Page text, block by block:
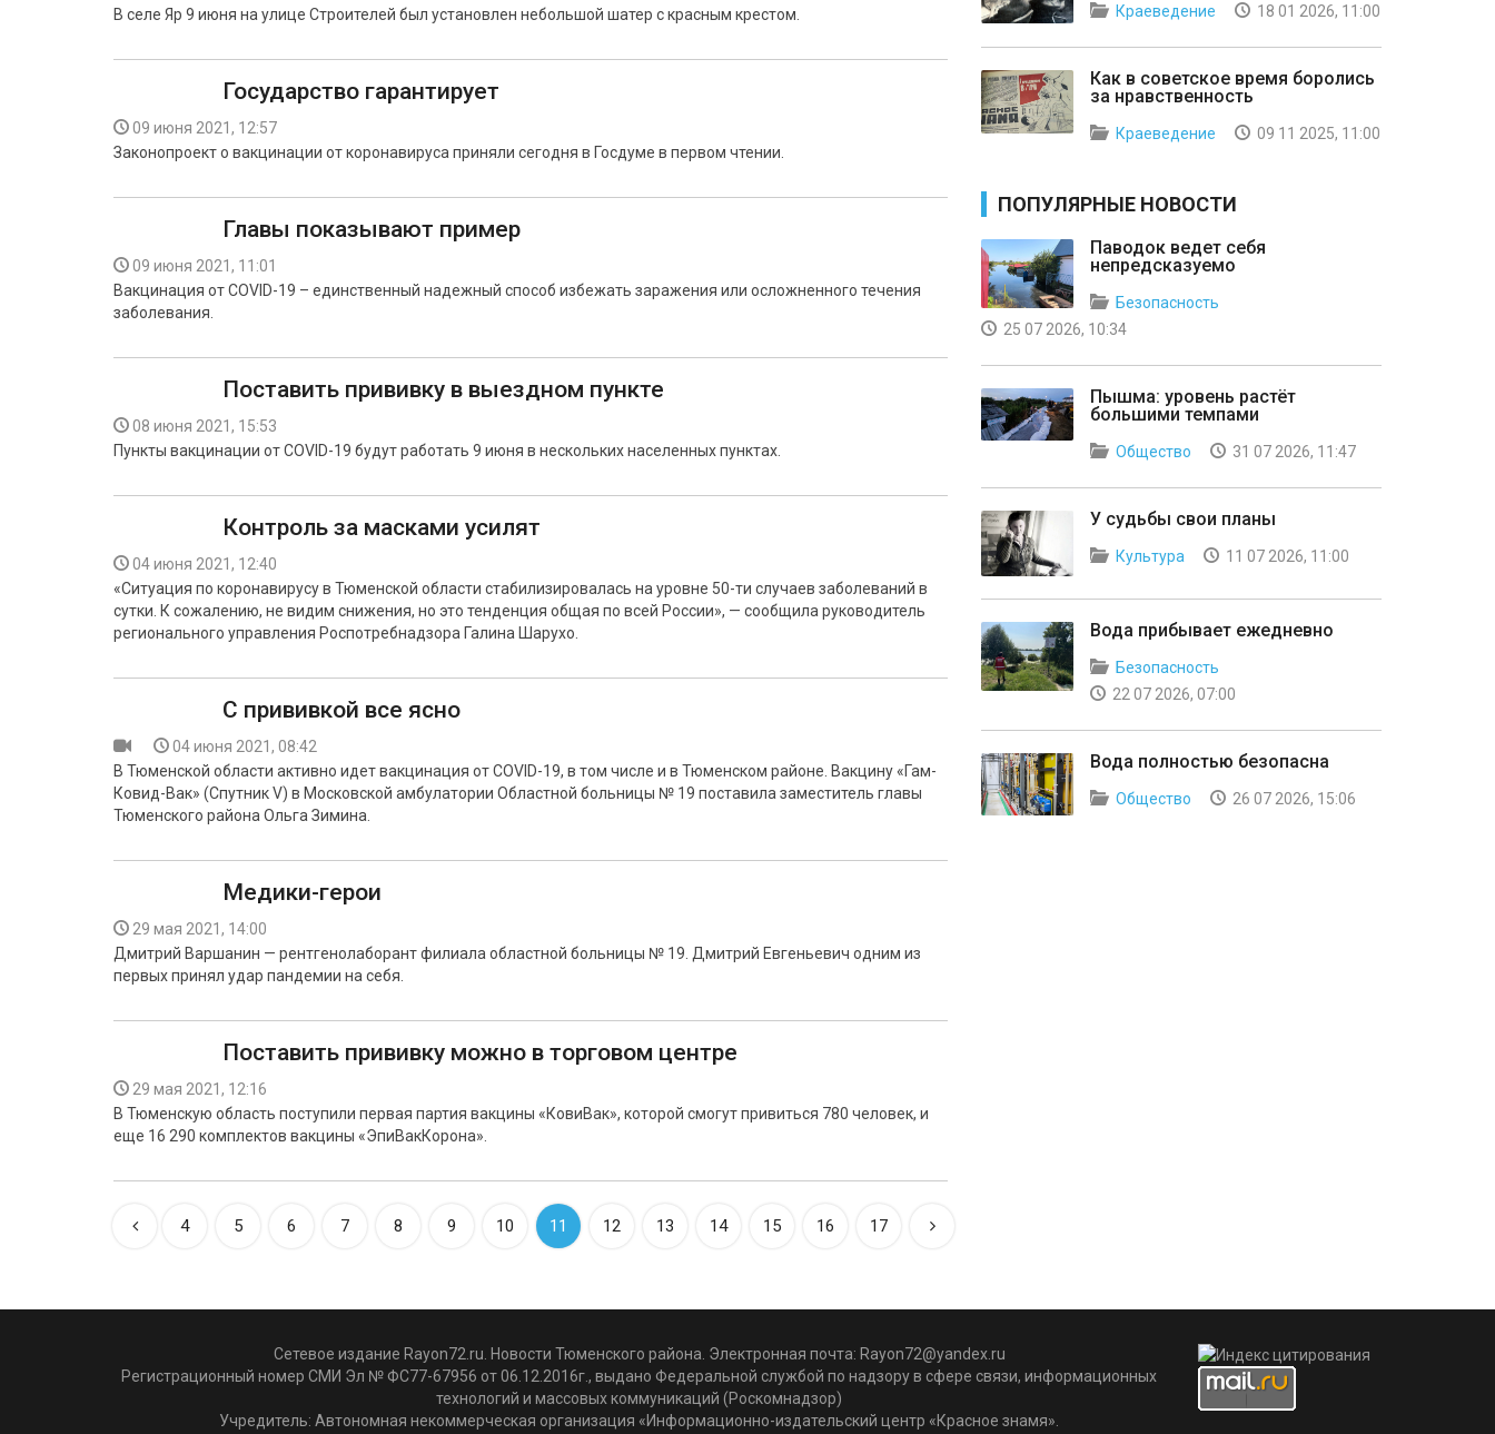
В селе Яр 9 июня на улице Строителей был установлен небольшой шатер с красным крестом.
Государство гарантирует
09 июня 2021, 12:57
Законопроект о вакцинации от коронавируса приняли сегодня в Госдуме в первом чтении.
Главы показывают пример
09 июня 2021, 11:01
Вакцинация от COVID-19 – единственный надежный способ избежать заражения или осложненного течения
заболевания.
Поставить прививку в выездном пункте
08 июня 2021, 15:53
Пункты вакцинации от COVID-19 будут работать 9 июня в нескольких населенных пунктах.
Контроль за масками усилят
04 июня 2021, 12:40
«Ситуация по коронавирусу в Тюменской области стабилизировалась на уровне 50-ти случаев заболеваний в
сутки. К сожалению, не видим снижения, но это тенденция общая по всей России», — сообщила руководитель
регионального управления Роспотребнадзора Галина Шарухо.
С прививкой все ясно
04 июня 2021, 08:42
В Тюменской области активно идет вакцинация от COVID-19, в том числе и в Тюменском районе. Вакцину «Гам-
Ковид-Вак» (Спутник V) в Московской амбулатории Областной больницы № 19 поставила заместитель главы
Тюменского района Ольга Зимина.
Медики-герои
29 мая 2021, 14:00
Дмитрий Варшанин — рентгенолаборант филиала областной больницы № 19. Дмитрий Евгеньевич одним из
первых принял удар пандемии на себя.
Поставить прививку можно в торговом центре
29 мая 2021, 12:16
В Тюменскую область поступили первая партия вакцины «КовиВак», которой смогут привиться 780 человек, и
еще 16 290 комплектов вакцины «ЭпиВакКорона».
4 5 6 7 8 9 10 11 12 13 14 15 16 17
Краеведение 18 01 2026, 11:00
Как в советское время боролись
за нравственность
Краеведение 09 11 2025, 11:00
ПОПУЛЯРНЫЕ НОВОСТИ
Паводок ведет себя
непредсказуемо
Безопасность
25 07 2026, 10:34
Пышма: уровень растёт
большими темпами
Общество 31 07 2026, 11:47
У судьбы свои планы
Культура 11 07 2026, 11:00
Вода прибывает ежедневно
Безопасность
22 07 2026, 07:00
Вода полностью безопасна
Общество 26 07 2026, 15:06
Сетевое издание Rayon72.ru. Новости Тюменского района. Электронная почта: Rayon72@yandex.ru
Регистрационный номер СМИ Эл № ФС77-67956 от 06.12.2016г., выдано Федеральной службой по надзору в сфере связи, информационных
технологий и массовых коммуникаций (Роскомнадзор)
Учредитель: Автономная некоммерческая организация «Информационно-издательский центр «Красное знамя».